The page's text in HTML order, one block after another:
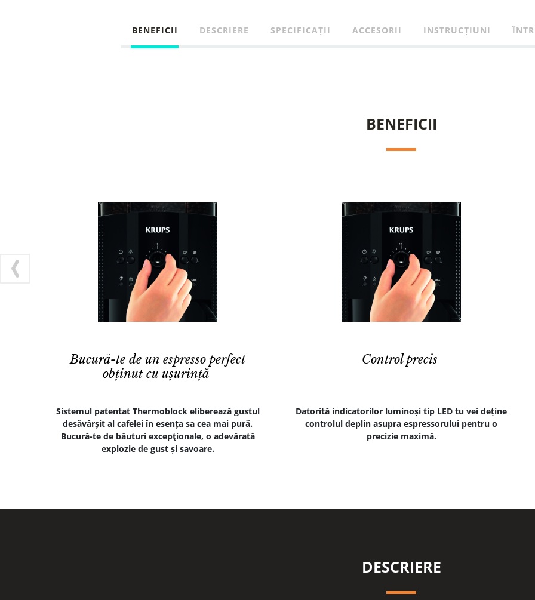
BENEFICII DESCRIERE SPECIFICAȚII ACCESORII INSTRUCȚIUNI
BENEFICII
Bucură-te de un espresso perfect
obținut cu ușurință
Sistemul patentat Thermoblock eliberează gustul
desăvârșit al cafelei în esența sa cea mai pură.
Bucură-te de băuturi excepţionale, o adevărată
explozie de gust și savoare.
Control precis
Datorită indicatorilor luminoși tip LED tu vei deține
controlul deplin asupra espressorului pentru o
precizie maximă.
DESCRIERE